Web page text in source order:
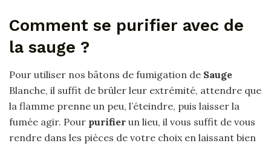
Comment se purifier avec de
la sauge ?
Pour utiliser nos bâtons de fumigation de Sauge
Blanche, il suffit de brûler leur extrémité, attendre que
la flamme prenne un peu, l’éteindre, puis laisser la
fumée agir. Pour purifier un lieu, il vous suffit de vous
rendre dans les pièces de votre choix en laissant bien